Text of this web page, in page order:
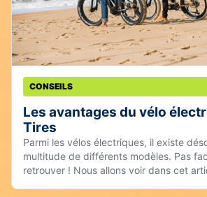
CONSEILS
Les avantages du vélo
Tires
Parmi les vélos électriques, il existe
multitude de différents modèles. Pas
retrouver ! Nous allons voir dans cet